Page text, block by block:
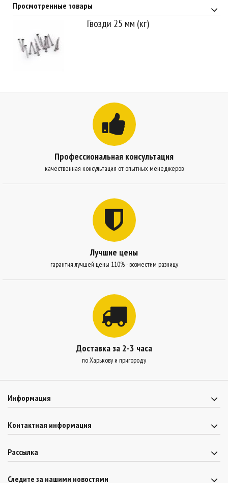
Просмотренные товары
Гвозди 25 мм (кг)
Профессиональная консультация
качественная консультация от опытных менеджеров
Лучшие цены
гарантия лучшей цены 110% - возместим разницу
Доставка за 2-3 часа
по Харькову и пригороду
Информация
Контактная информация
Рассылка
Следите за нашими новостями